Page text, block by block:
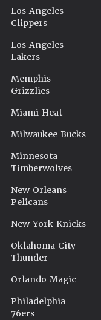
Los Angeles
Clippers
Los Angeles
Lakers
Memphis
Grizzlies
Miami Heat
Milwaukee Bucks
Minnesota
Timberwolves
New Orleans
Pelicans
New York Knicks
Oklahoma City
Thunder
Orlando Magic
Philadelphia
76ers